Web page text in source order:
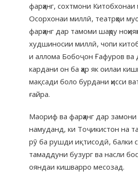
фарҳанг, сохтмони
Осорхонаи миллӣ, театрҳои
фарҳанг дар тамоми шаҳру
худшиносии миллӣ, чопи
и аллома Бобоҷон Ғафуров ва
кардани он ба ҳар як оилаи
мақсади боло бурдани ҳисси
ғайра.
Маориф ва фарҳанг дар замони
намуданд, ки Тоҷикистон на
рӯ ба рушди иқтисодӣ, балки
тамаддуни бузург ва насли
ояндаи кишварро месозад.